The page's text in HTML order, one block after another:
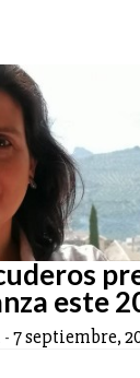
este
-7 septiembre,